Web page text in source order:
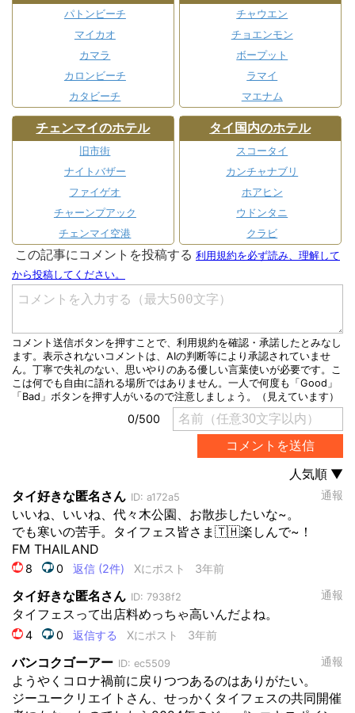
パトンビーチ
マイカオ
カマラ
カロンビーチ
カタビーチ
チャウエン
チョエンモン
ボープット
ラマイ
マエナム
チェンマイのホテル
旧市街
ナイトバザー
ファイゲオ
チャーンプアック
チェンマイ空港
タイ国内のホテル
スコータイ
カンチャナブリ
ホアヒン
ウドンタニ
クラビ